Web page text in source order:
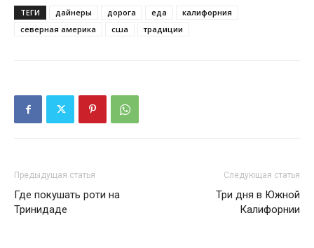
ТЕГИ дайнеры дорога еда
калифорния
северная америка
сша традиции
Предыдущая статья
Где покушать роти на
Тринидаде
Следующая статья
Три дня в Южной
Калифорнии